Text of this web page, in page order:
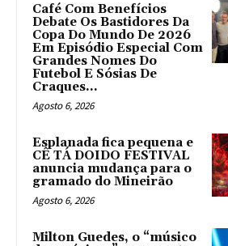
Café Com Benefícios
Debate Os Bastidores Da
Copa Do Mundo De 2026
Em Episódio Especial Com
Grandes Nomes Do
Futebol E Sósias De
Craques...
Agosto 6, 2026
Esplanada fica pequena e
CÊ TÁ DOIDO FESTIVAL
anuncia mudança para o
gramado do Mineirão
Agosto 6, 2026
Milton Guedes, o “músico